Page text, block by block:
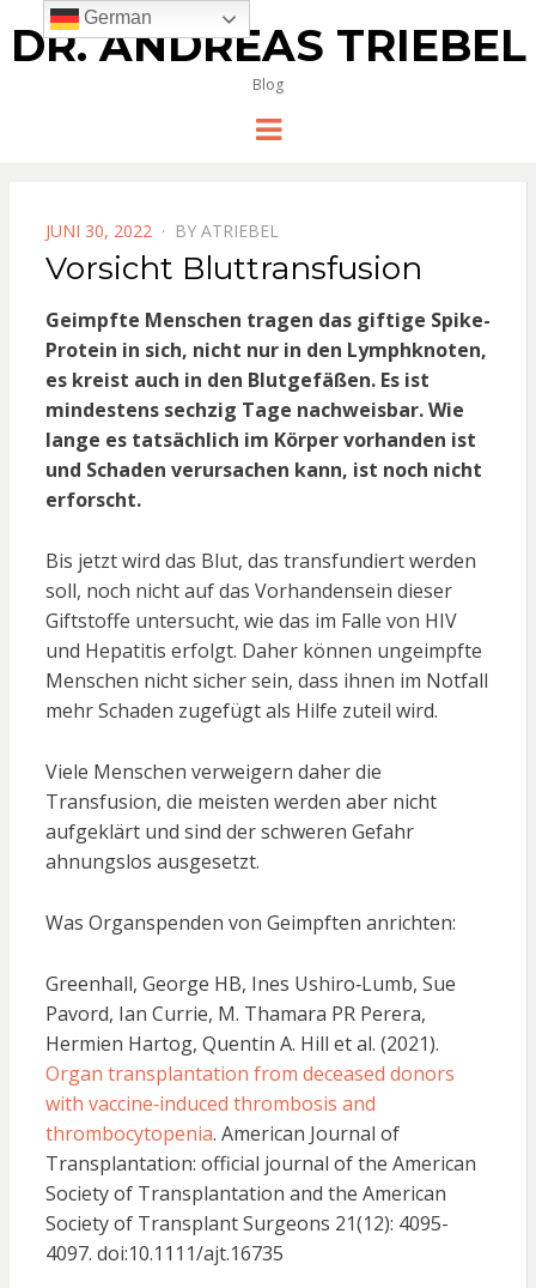
DR. ANDREAS TRIEBEL
Blog
Menu
POSTED
ON
JUNI 30, 2022 BY ATRIEBEL
Vorsicht Bluttransfusion
Geimpfte Menschen tragen das giftige Spike-
Protein in sich, nicht nur in den Lymphknoten,
es kreist auch in den Blutgefäßen. Es ist
mindestens sechzig Tage nachweisbar. Wie
lange es tatsächlich im Körper vorhanden ist
und Schaden verursachen kann, ist noch nicht
erforscht.
Bis jetzt wird das Blut, das transfundiert werden
soll, noch nicht auf das Vorhandensein dieser
Giftstoffe untersucht, wie das im Falle von HIV
und Hepatitis erfolgt. Daher können ungeimpfte
Menschen nicht sicher sein, dass ihnen im Notfall
mehr Schaden zugefügt als Hilfe zuteil wird.
Viele Menschen verweigern daher die
Transfusion, die meisten werden aber nicht
aufgeklärt und sind der schweren Gefahr
ahnungslos ausgesetzt.
Was Organspenden von Geimpften anrichten:
Greenhall, George HB, Ines Ushiro‐Lumb, Sue
Pavord, Ian Currie, M. Thamara PR Perera,
Hermien Hartog, Quentin A. Hill et al. (2021).
Organ transplantation from deceased donors
with vaccine‐induced thrombosis and
thrombocytopenia. American Journal of
Transplantation: official journal of the American
Society of Transplantation and the American
Society of Transplant Surgeons 21(12): 4095-
4097. doi:10.1111/ajt.16735
German